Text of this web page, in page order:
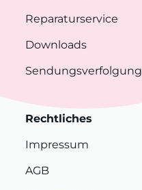
Reparaturservice
Downloads
Sendungsverfolgung
Rechtliches
Impressum
AGB